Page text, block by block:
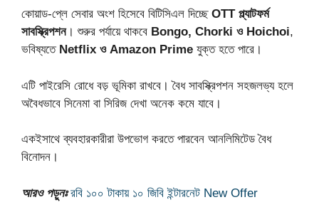
কোয়াড-প্লে সেবার অংশ হিসেবে বিটিসিএল দিচ্ছে OTT প্ল্যাটফর্ম
সাবস্ক্রিপশন। শুরুর পর্যায়ে থাকবে Bongo, Chorki ও Hoichoi,
ভবিষ্যতে Netflix ও Amazon Prime যুক্ত হতে পারে।
এটি পাইরেসি রোধে বড় ভূমিকা রাখবে। বৈধ সাবস্ক্রিপশন সহজলভ্য হলে
অবৈধভাবে সিনেমা বা সিরিজ দেখা অনেক কমে যাবে।
একইসাথে ব্যবহারকারীরা উপভোগ করতে পারবেন আনলিমিটেড বৈধ
বিনোদন।
আরও পড়ুনঃ রবি ১০০ টাকায় ১০ জিবি ইন্টারনেট New Offer